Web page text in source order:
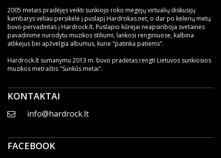
2005 metais pradėjęs veikti sunkiojo roko mėgėjų virtualių diskusijų
kambarys vėliau persikėlė į puslapį Hardrokas.net, o dar po kelerių metų
buvo pervadintas į Hardrock.lt. Puslapio kūrėjai neapsiriboja svetainės
pavadinime nurodytu muzikos stiliumi, lankosi renginiuose, kalbina
atlikėjus bei apžvelgia albumus, kurie "patinka patiems".
Hardrock.lt sumanymu 2013 m. buvo pradėtas rengti Lietuvos sunkiosios
muzikos metraštis "Sunkūs metai".
KONTAKTAI
info@hardrock.lt
FACEBOOK